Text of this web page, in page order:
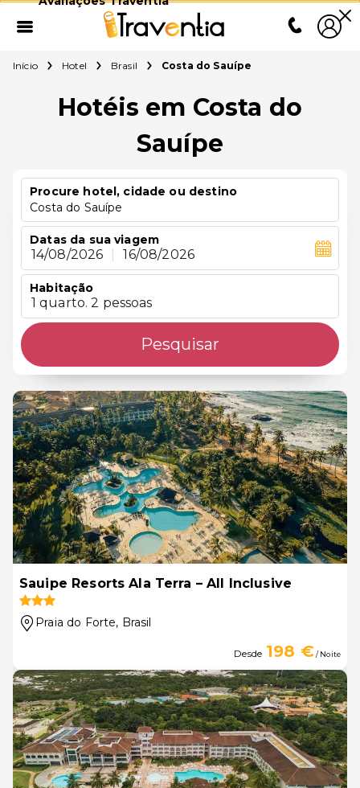
Início Hotel Brasil Costa do Sauípe
Hotéis em Costa do
Sauípe
Procure hotel, cidade ou destino
Costa do Sauípe
Datas da sua viagem
14/08/2026 16/08/2026
Habitação
1 quarto. 2 pessoas
Pesquisar
Sauipe Resorts Ala Terra – All Inclusive
Praia do Forte, Brasil
Desde 198 €/ Noite